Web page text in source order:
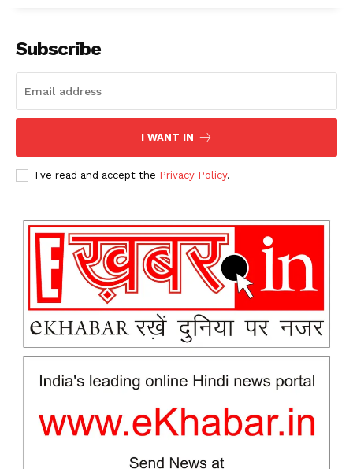
Magazine PRO
SUBSCRIBE NOW
Company
Contact us
Subscribe
I WANT IN
I've read and accept the Privacy Policy.